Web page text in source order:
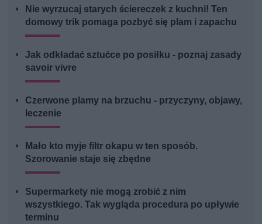
Nie wyrzucaj starych ściereczek z kuchni! Ten
domowy trik pomaga pozbyć się plam i zapachu
Jak odkładać sztućce po posiłku - poznaj zasady
savoir vivre
Czerwone plamy na brzuchu - przyczyny, objawy,
leczenie
Mało kto myje filtr okapu w ten sposób.
Szorowanie staje się zbędne
Supermarkety nie mogą zrobić z nim
wszystkiego. Tak wygląda procedura po upływie
terminu